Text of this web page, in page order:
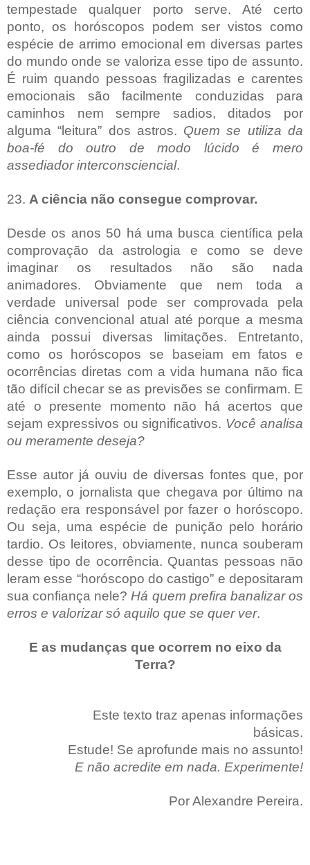
tempestade qualquer porto serve. Até certo
ponto, os horóscopos podem ser vistos como
espécie de arrimo emocional em diversas partes
do mundo onde se valoriza esse tipo de assunto.
É ruim quando pessoas fragilizadas e carentes
emocionais são facilmente conduzidas para
caminhos nem sempre sadios, ditados por
alguma “leitura” dos astros. Quem se utiliza da
boa-fé do outro de modo lúcido é mero
assediador interconsciencial.
23. A ciência não consegue comprovar.
Desde os anos 50 há uma busca científica pela
comprovação da astrologia e como se deve
imaginar os resultados não são nada
animadores. Obviamente que nem toda a
verdade universal pode ser comprovada pela
ciência convencional atual até porque a mesma
ainda possui diversas limitações. Entretanto,
como os horóscopos se baseiam em fatos e
ocorrências diretas com a vida humana não fica
tão difícil checar se as previsões se confirmam. E
até o presente momento não há acertos que
sejam expressivos ou significativos. Você analisa
ou meramente deseja?
Esse autor já ouviu de diversas fontes que, por
exemplo, o jornalista que chegava por último na
redação era responsável por fazer o horóscopo.
Ou seja, uma espécie de punição pelo horário
tardio. Os leitores, obviamente, nunca souberam
desse tipo de ocorrência. Quantas pessoas não
leram esse “horóscopo do castigo” e depositaram
sua confiança nele? Há quem prefira banalizar os
erros e valorizar só aquilo que se quer ver.
E as mudanças que ocorrem no eixo da
Terra?
Este texto traz apenas informações
básicas.
Estude! Se aprofunde mais no assunto!
E não acredite em nada. Experimente!
Por Alexandre Pereira.